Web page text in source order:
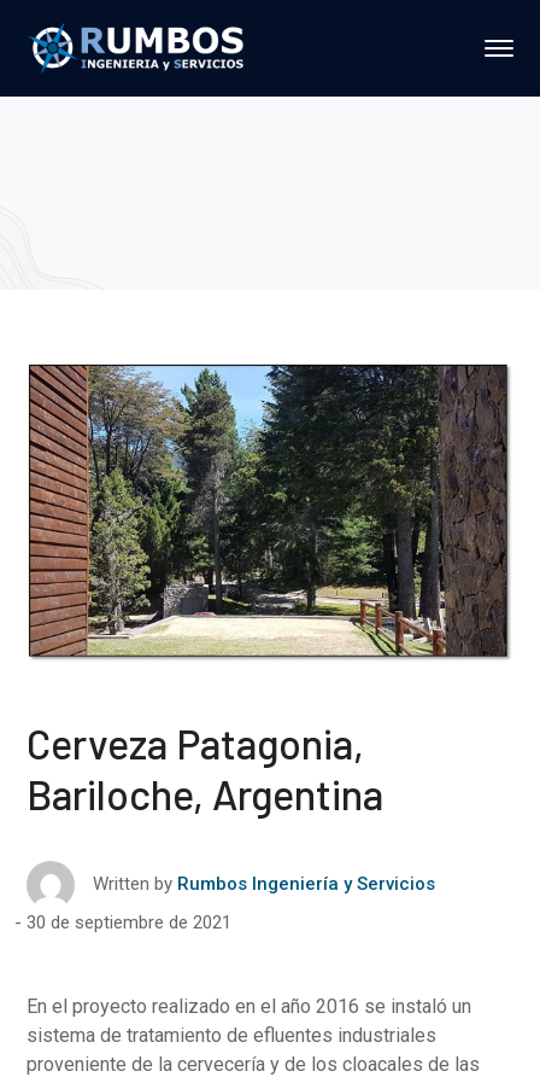
Cerveza Patagonia,
Bariloche, Argentina
Written by Rumbos Ingeniería y Servicios
30 de septiembre de 2021
En el proyecto realizado en el año 2016 se instaló un
sistema de tratamiento de efluentes industriales
proveniente de la cervecería y de los cloacales de las